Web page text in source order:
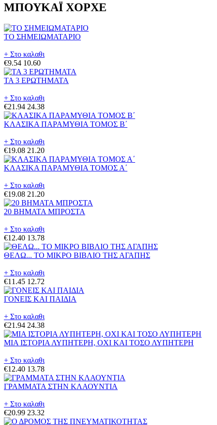
ΜΠΟΥΚΑΪ ΧΟΡΧΕ
ΤΟ ΣΗΜΕΙΩΜΑΤΑΡΙΟ
+ Στο καλαθι
€9.54 10.60
ΤΑ 3 ΕΡΩΤΗΜΑΤΑ
+ Στο καλαθι
€21.94 24.38
ΚΛΑΣΙΚΑ ΠΑΡΑΜΥΘΙΑ ΤΟΜΟΣ Β΄
+ Στο καλαθι
€19.08 21.20
ΚΛΑΣΙΚΑ ΠΑΡΑΜΥΘΙΑ ΤΟΜΟΣ Α΄
+ Στο καλαθι
€19.08 21.20
20 ΒΗΜΑΤΑ ΜΠΡΟΣΤΑ
+ Στο καλαθι
€12.40 13.78
ΘΕΛΩ... ΤΟ ΜΙΚΡΟ ΒΙΒΛΙΟ ΤΗΣ ΑΓΑΠΗΣ
+ Στο καλαθι
€11.45 12.72
ΓΟΝΕΙΣ ΚΑΙ ΠΑΙΔΙΑ
+ Στο καλαθι
€21.94 24.38
ΜΙΑ ΙΣΤΟΡΙΑ ΛΥΠΗΤΕΡΗ, ΟΧΙ ΚΑΙ ΤΟΣΟ ΛΥΠΗΤΕΡΗ
+ Στο καλαθι
€12.40 13.78
ΓΡΑΜΜΑΤΑ ΣΤΗΝ ΚΛΑΟΥΝΤΙΑ
+ Στο καλαθι
€20.99 23.32